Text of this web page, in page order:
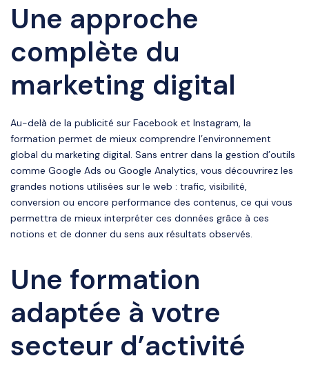
Une approche
complète du
marketing digital
Au-delà de la publicité sur Facebook et Instagram, la
formation permet de mieux comprendre l’environnement
global du marketing digital. Sans entrer dans la gestion d’outils
comme Google Ads ou Google Analytics, vous découvrirez les
grandes notions utilisées sur le web : trafic, visibilité,
conversion ou encore performance des contenus, ce qui vous
permettra de mieux interpréter ces données grâce à ces
notions et de donner du sens aux résultats observés.
Une formation
adaptée à votre
secteur d’activité